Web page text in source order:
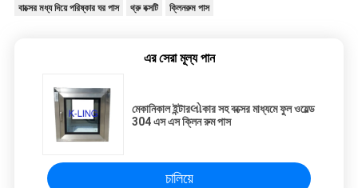
বাক্সের মধ্য দিয়ে পরিষ্কার ঘর পাস থ্রু বক্সটি ক্লিনরুম পাস
এর সেরা মূল্য পান
মেকানিকাল ইন্টারલોকার সহ বক্সের মাধ্যমে ফুল ওয়েল্ড
304 এস এস ক্লিন রুম পাস
চালিয়ে